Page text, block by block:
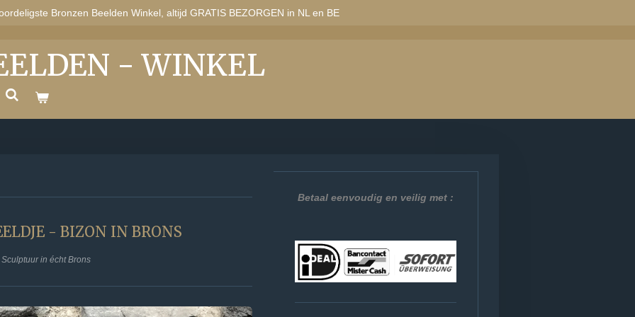
Bronzen Beelden Winkel, altijd GRATIS BEZORGEN in NL en BE
- WINKEL
- BIZON IN BRONS
Sculptuur in écht Brons
Betaal eenvoudig en veilig met :